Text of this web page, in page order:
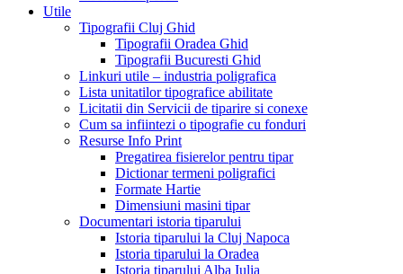
Utile
Tipografii Cluj Ghid
Tipografii Oradea Ghid
Tipografii Bucuresti Ghid
Linkuri utile – industria poligrafica
Lista unitatilor tipografice abilitate
Licitatii din Servicii de tiparire si conexe
Cum sa infiintezi o tipografie cu fonduri
Resurse Info Print
Pregatirea fisierelor pentru tipar
Dictionar termeni poligrafici
Formate Hartie
Dimensiuni masini tipar
Documentari istoria tiparului
Istoria tiparului la Cluj Napoca
Istoria tiparului la Oradea
Istoria tiparului Alba Iulia